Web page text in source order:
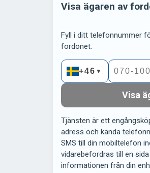
Visa ägaren av
Fyll i ditt telefonnummer
fordonet.
+46 ▼
Visa
Tjänsten är ett
adress och kända
SMS till din mobiltelefon
vidarebefordras till en
informationen från din